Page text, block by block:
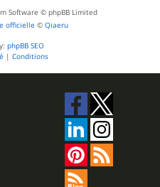
Software © phpBB Limited
officielle © Qiaeru
phpBB SEO
| Conditions